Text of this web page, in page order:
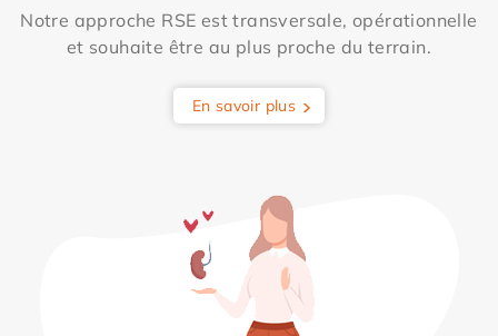
Notre approche RSE est transversale, opérationnelle
et souhaite être au plus proche du terrain.
En savoir plus